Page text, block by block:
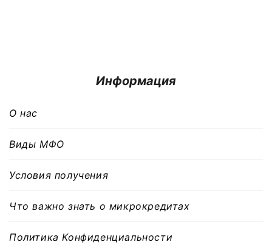
Информация
О нас
Виды МФО
Условия получения
Что важно знать о микрокредитах
Политика Конфиденциальности